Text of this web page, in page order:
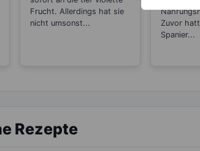
Frucht. Allerdings hat sie
nicht umsonst...
Zuvor
Spanier...
Rezepte